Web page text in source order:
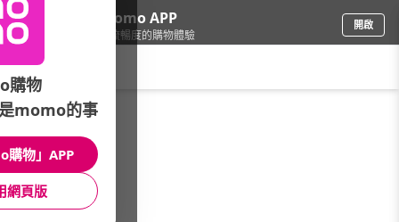
下載momo APP
給你3倍流暢度的購物體驗
開啟
車/機車/YAMAHA山葉
館長推薦 月銷量
購物
momo的事
購物」APP
網頁版